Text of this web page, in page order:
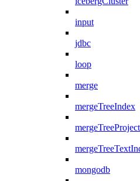
input
jdbc
loop
merge
mergeTreeIndex
mongodb